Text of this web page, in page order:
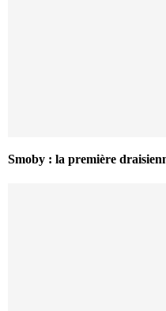
Smoby : la première